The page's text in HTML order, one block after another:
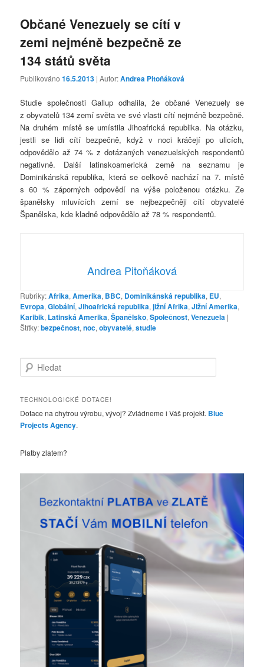
Občané Venezuely se cítí v
zemi nejméně bezpečně ze
134 států světa
Publikováno16.5.2013 | Autor:Andrea Pitoňáková
Studie společnosti Gallup odhalila, že občané Venezuely se
z obyvatelů 134 zemí světa ve své vlasti cítí nejméně bezpečně.
Na druhém místě se umístila Jihoafrická republika. Na otázku,
jestli se lidi cítí bezpečně, když v noci kráčejí po ulicích,
odpovědělo až 74 % z dotázaných venezuelských respondentů
negativně. Další latinskoamerická země na seznamu je
Dominikánská republika, která se celkově nachází na 7. místě
s 60 % záporných odpovědí na výše položenou otázku. Ze
španělsky mluvících zemí se nejbezpečněji cítí obyvatelé
Španělska, kde kladně odpovědělo až 78 % respondentů.
Andrea Pitoňáková
Rubriky:Afrika,Amerika, BBC, Dominikánská republika, EU,
Evropa,Globální,Jihoafrická republika,jižní Afrika,Jižní Amerika,
Karibik, Latinská Amerika,Španělsko,Společnost,Venezuela |
Štítky:bezpečnost,noc,obyvatelé,studie
l
d
t
TECHNOLOGICKÉ DOTACE!
Dotace na chytrou výrobu, vývoj? Zvládneme i Váš projekt. Blue
Projects Agency.
Platby zlatem?